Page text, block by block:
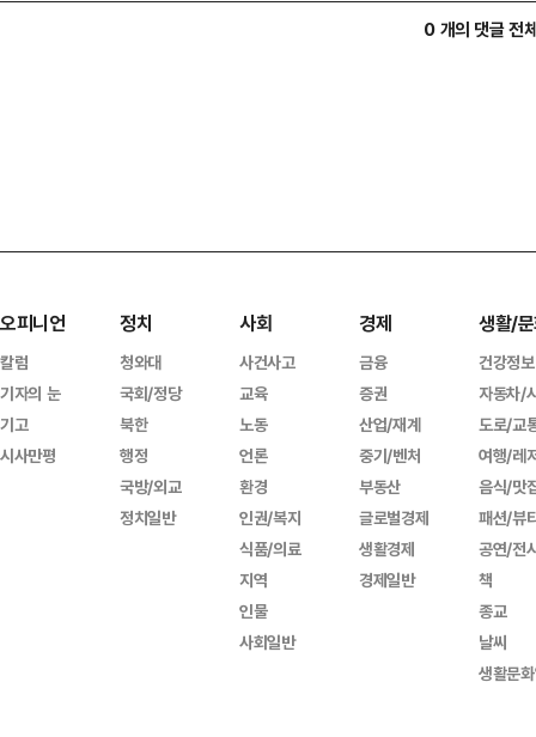
0 개의 댓글 전
오피니언
칼럼
기자의 눈
기고
시사만평
정치
청와대
국회/정당
북한
행정
국방/외교
정치일반
사회
사건사고
교육
노동
언론
환경
인권/복지
식품/의료
지역
인물
사회일반
경제
금융
증권
산업/재계
중기/벤처
부동산
글로벌경제
생활경제
경제일반
생활/
건강정보
자동차/
도로/교
여행/레
음식/맛
패션/뷰
공연/전
책
종교
날씨
생활문